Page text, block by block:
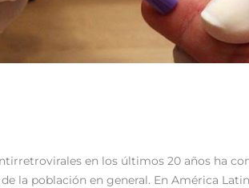
en los últimos 20 años ha
la población en general. En América